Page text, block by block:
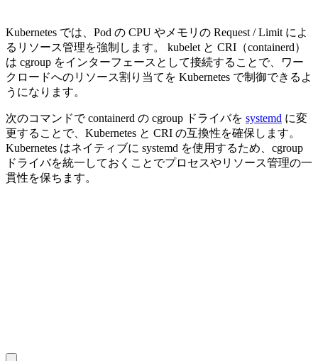
Kubernetes では、Pod の CPU やメモリの Request / Limit によ
るリソース管理を強制します。 kubelet と CRI（containerd）
は cgroup をインターフェースとして接続することで、ワー
クロードへのリソース割り当てを Kubernetes で制御できるよ
うになります。
次のコマンドで containerd の cgroup ドライバを systemd に変
更することで、Kubernetes と CRI の互換性を確保します。
Kubernetes はネイティブに systemd を使用するため、cgroup
ドライバを統一しておくことでプロセスやリソース管理の一
貫性を保ちます。